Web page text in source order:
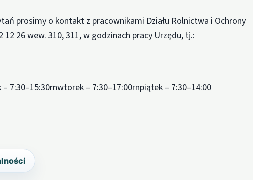
prosimy o kontakt z pracownikami Działu Rolnictwa i Ochrony
26 wew. 310, 311, w godzinach pracy Urzędu, tj.:
7:30–15:30rnwtorek – 7:30–17:00rnpiątek – 7:30–14:00